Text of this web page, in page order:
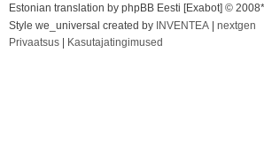
Estonian translation by phpBB Eesti [Exabot] ©
Style we_universal created by INVENTEA | nextgen
Privaatsus | Kasutajatingimused